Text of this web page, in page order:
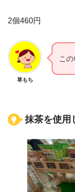
2個460円
草もち
こ
抹茶を使用